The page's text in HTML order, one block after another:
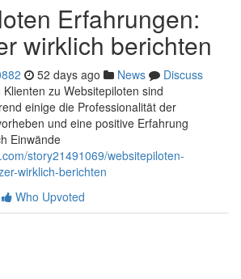
Erfahrungen:
wirklich berichten
52 days ago News
Discuss
zu Websitepiloten sind
einige die Professionalität der
und eine positive Erfahrung
Einwände
story21491069/websitepiloten-
wirklich-berichten
Who Upvoted